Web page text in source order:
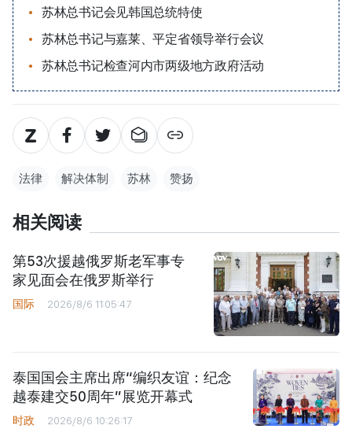
苏林总书记会见韩国总统特使
苏林总书记与嘉莱、平定省领导举行会议
苏林总书记检查河内市两级地方政府活动
法律 解决体制 苏林 赞扬
相关阅读
第53次援越俄罗斯老军事专
家见面会在俄罗斯举行
国际 2026/8/6 11:05:47
泰国国会主席出席“编织友谊：纪念
越泰建交50周年”展览开幕式
时政 2026/8/6 10:26:17